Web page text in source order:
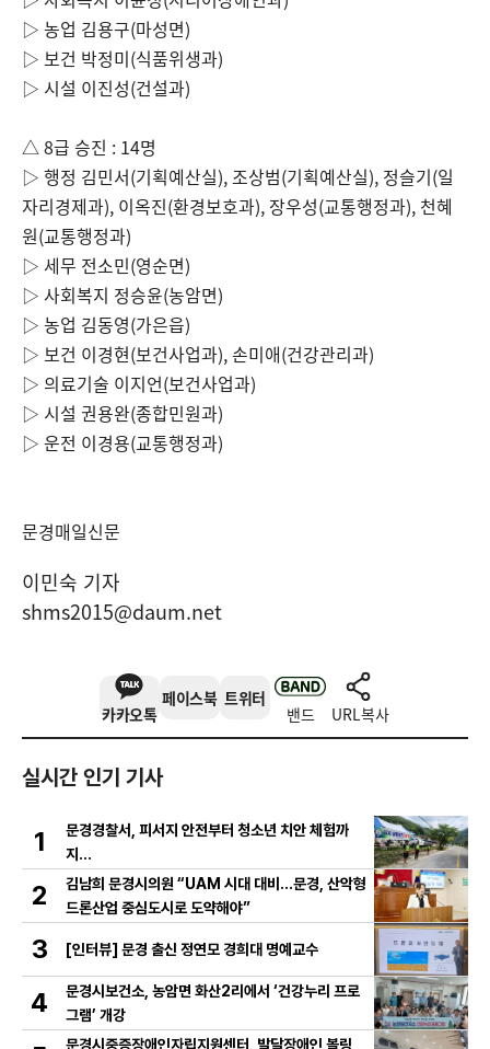
▷ 농업 김용구(마성면)
▷ 보건 박정미(식품위생과)
▷ 시설 이진성(건설과)
△8급 승진 : 14명
▷ 행정 김민서(기획예산실),조상범(기획예산실), 정슬기(일
자리경제과), 이옥진(환경보호과), 장우성(교통행정과), 천혜
원(교통행정과)
▷ 세무 전소민(영순면)
▷ 사회복지 정승윤(농암면)
▷ 농업 김동영(가은읍)
▷ 보건 이경현(보건사업과),손미애(건강관리과)
▷ 의료기술 이지언(보건사업과)
▷ 시설 권용완(종합민원과)
▷ 운전 이경용(교통행정과)
문경매일신문
이민숙 기자
shms2015@daum.net
카카오톡
페이스북 트위터
밴드 URL복사
실시간 인기 기사
1
문경경찰서, 피서지 안전부터 청소년 치안 체험까
지…
2
김남희 문경시의원 “UAM 시대 대비…문경, 산악형
드론산업 중심도시로 도약해야”
3 [인터뷰] 문경 출신 정연모 경희대 명예교수
4
문경시보건소, 농암면 화산2리에서 ‘건강누리 프로
그램’ 개강
문경시중증장애인자립지원센터, 발달장애인 볼링